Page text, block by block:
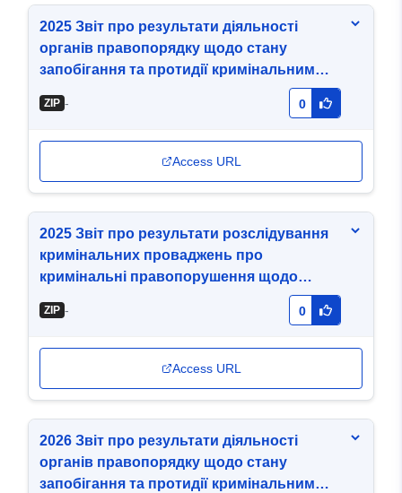
2025 Звіт про результати діяльності
органів правопорядку щодо стану
запобігання та протидії кримінальним
правопорушенням, які вчинено у сфері
кібербезпеки (кіберзлочини)
ZIP - 0
Access URL
2025 Звіт про результати розслідування
кримінальних проваджень про
кримінальні правопорушення щодо
одержаного злочинним шляхом,
розповсюдження зброї масового
знищення
ZIP - 0
Access URL
2026 Звіт про результати діяльності
органів правопорядку щодо стану
запобігання та протидії кримінальним